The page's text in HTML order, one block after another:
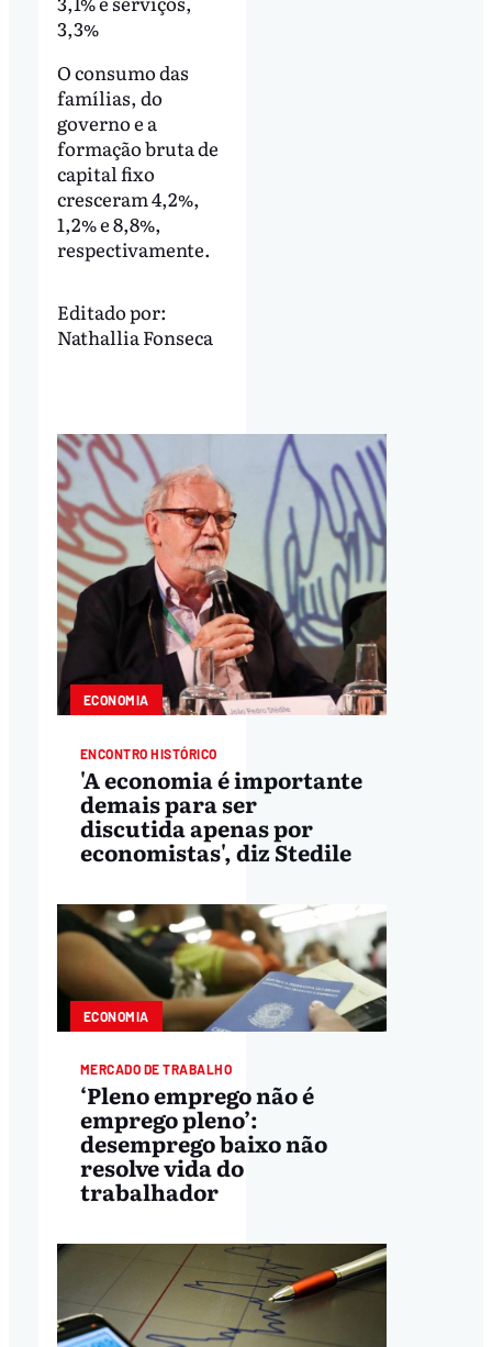
3,3%
O consumo das
famílias, do
governo e a
formação bruta de
capital fixo
cresceram 4,2%,
1,2% e 8,8%,
respectivamente.
Editado por:
Nathallia Fonseca
ECONOMIA
ENCONTRO HISTÓRICO
'A economia é importante
demais para ser
discutida apenas por
economistas', diz Stedile
ECONOMIA
MERCADO DE TRABALHO
‘Pleno emprego não é
emprego pleno’:
desemprego baixo não
resolve vida do
trabalhador